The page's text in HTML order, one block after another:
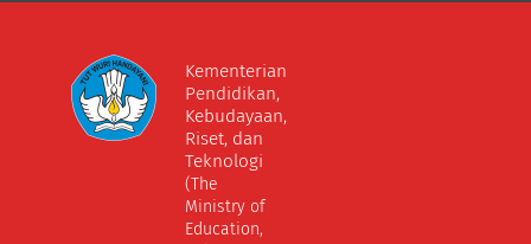
Kementerian
Pendidikan,
Kebudayaan,
Riset, dan
Teknologi
(The
Ministry of
Education,